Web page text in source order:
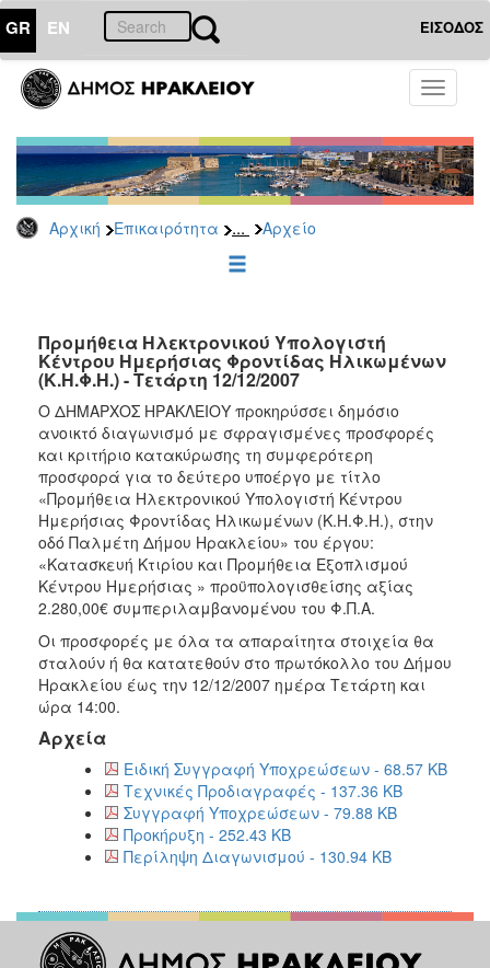
GR EN ΕΙΣΟΔΟΣ
Toggle
Αρχική Επικαιρότητα ... Αρχείο
ΕΠΙΚΑΙΡΟΤΗΤΑ
-
Δημοπρασίες
Αρχείο
2026
2022
2021
2020
2019
2018
2017
2016
2015
ΔΗΜΟΤΗΣ
Προμήθεια Ηλεκτρονικού Υπολογιστή
Κέντρου Ημερήσιας Φροντίδας Ηλικωμένων
(Κ.Η.Φ.Η.) - Τετάρτη 12/12/2007
Ο ΔΗΜΑΡΧΟΣ ΗΡΑΚΛΕΙΟΥ προκηρύσσει δημόσιο
ανοικτό διαγωνισμό με σφραγισμένες προσφορές
και κριτήριο κατακύρωσης τη συμφερότερη
προσφορά για το δεύτερο υποέργο με τίτλο
«Προμήθεια Ηλεκτρονικού Υπολογιστή Κέντρου
Ημερήσιας Φροντίδας Ηλικωμένων (Κ.Η.Φ.Η.), στην
οδό Παλμέτη Δήμου Ηρακλείου» του έργου:
«Κατασκευή Kτιρίου και Προμήθεια Εξοπλισμού
Κέντρου Ημερήσιας » προϋπολογισθείσης αξίας
2.280,00€ συμπεριλαμβανομένου του Φ.Π.Α.
Οι προσφορές με όλα τα απαραίτητα στοιχεία θα
σταλούν ή θα κατατεθούν στο πρωτόκολλο του Δήμου
Ηρακλείου έως την 12/12/2007 ημέρα Τετάρτη και
ώρα 14:00.
Αρχεία
Ειδική Συγγραφή Υποχρεώσεων - 68.57 KB
Τεχνικές Προδιαγραφές - 137.36 KB
Συγγραφή Υποχρεώσεων - 79.88 KB
Προκήρυξη - 252.43 KB
Περίληψη Διαγωνισμού - 130.94 KB